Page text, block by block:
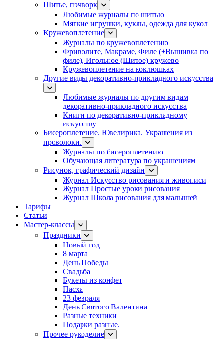
Шитье, пэчворк
Любимые журналы по шитью
Мягкие игрушки, куклы, одежда для кукол
Кружевоплетение
Журналы по кружевоплетению
Фриволите, Макраме, Филе (+Вышивка по
филе), Игольное (Шитое) кружево
Кружевоплетение на коклюшках
Другие виды декоративно-прикладного искусства
Любимые журналы по другим видам
декоративно-прикладного искусства
Книги по декоративно-прикладному
искусству
Бисероплетение. Ювелирика. Украшения из
проволоки.
Журналы по бисероплетению
Обучающая литература по украшениям
Рисунок, графический дизайн
Журнал Искусство рисования и живописи
Журнал Простые уроки рисования
Журнал Школа рисования для малышей
Тарифы
Статьи
Мастер-классы
Праздники
Новый год
8 марта
День Победы
Свадьба
Букеты из конфет
Пасха
23 февраля
День Святого Валентина
Разные техники
Подарки разные.
Прочее рукоделие